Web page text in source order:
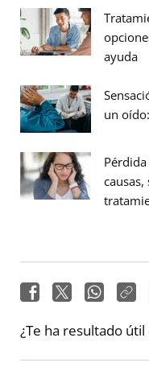
ayuda
un
¿Te ha resultado